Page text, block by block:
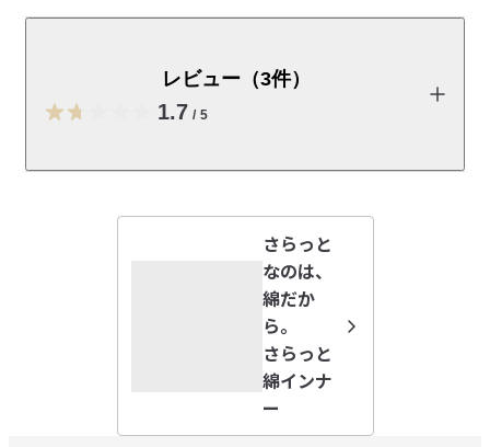
店舗受け取り可・コンビニ受け取り不可
レビュー（3件）
1.7 / 5
かなり前に同じような無印メッシュパンツがすごくよかっ
たので、待ってました！と言う感じで2枚購入。メッシュ素
材は大変いいのですが…XLのパンツのゴムが緩すぎて1日
さらっと
なのは、
綿だか
ら。
さらっと
綿インナ
ー